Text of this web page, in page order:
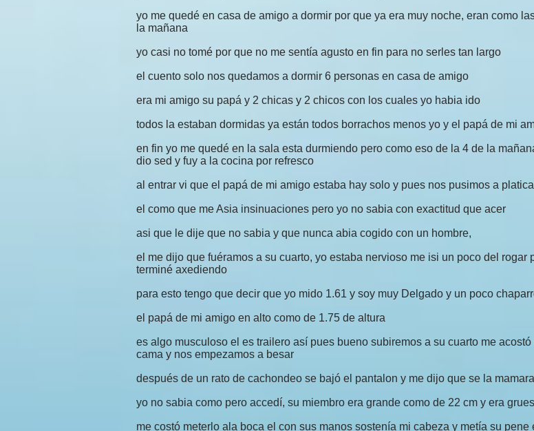
yo me quedé en casa de amigo a dormir por que ya era muy noche, eran como
la mañana
yo casi no tomé por que no me sentía agusto en fin para no serles tan largo
el cuento solo nos quedamos a dormir 6 personas en casa de amigo
era mi amigo su papá y 2 chicas y 2 chicos con los cuales yo habia ido
todos la estaban dormidas ya están todos borrachos menos yo y el papá de mi
en fin yo me quedé en la sala esta durmiendo pero como eso de la 4 de la
dio sed y fuy a la cocina por refresco
al entrar vi que el papá de mi amigo estaba hay solo y pues nos pusimos a
el como que me Asia insinuaciones pero yo no sabia con exactitud que acer
asi que le dije que no sabia y que nunca abia cogido con un hombre,
el me dijo que fuéramos a su cuarto, yo estaba nervioso me isi un poco del rogar
terminé axediendo
para esto tengo que decir que yo mido 1.61 y soy muy Delgado y un poco
el papá de mi amigo en alto como de 1.75 de altura
es algo musculoso el es trailero así pues bueno subiremos a su cuarto me acostó
cama y nos empezamos a besar
después de un rato de cachondeo se bajó el pantalon y me dijo que se la mamara
yo no sabia como pero accedí, su miembro era grande como de 22 cm y era
me costó meterlo ala boca el con sus manos sostenía mi cabeza y metía su pene